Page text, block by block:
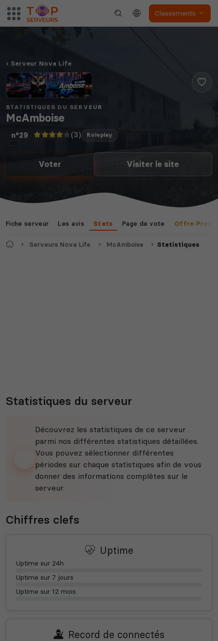
Classements
Serveur Nova Life
STATISTIQUES DU SERVEUR
McAmboise
n°29 (3) Roleplay
Voter Visiter le site
Fiche serveur Les avis Stats Page de vote Offre
AccueilServeurs Nova Life McAmboise Statistiques
Statistiques du serveur
Découvrez les statistiques de ce serveur
parmi nos différentes statistiques détaillées.
Vous pouvez sélectionner différentes
périodes sur chaque statistiques afin de vous
donner des informations complètes sur le
serveur.
Chiffres clefs
Uptime
Uptime sur 24h
Uptime sur 7 jours
Uptime sur 12 mois
Record de connectés